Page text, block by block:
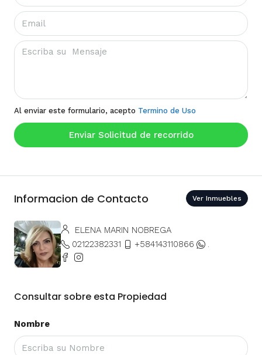
Al enviar este formulario, acepto Termino de Uso
Enviar Solicitud de recorrido
Informacion de Contacto Ver Inmuebles
ELENA MARIN NOBREGA
02122382331
+584143110866 .
Consultar sobre esta Propiedad
Nombre